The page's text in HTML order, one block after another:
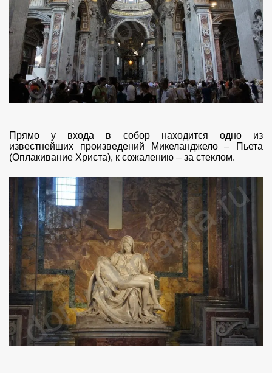
Прямо у входа в собор находится одно из
известнейших произведений Микеланджело – Пьета
(Оплакивание Христа), к сожалению – за стеклом.